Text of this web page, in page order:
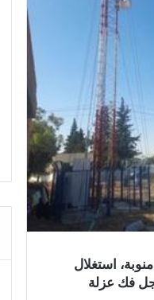
منوبة، استغلال
فك عزلة